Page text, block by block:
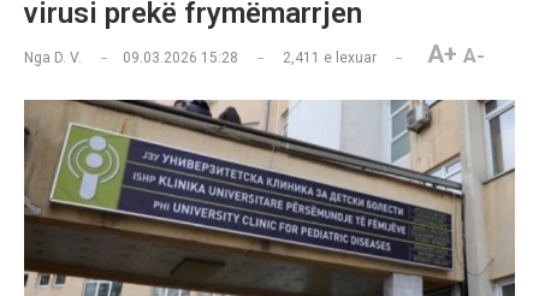
virusi prekë frymëmarrjen
Nga D. V. 09.03.2026 15:28 2,411 e lexuar A+ A-